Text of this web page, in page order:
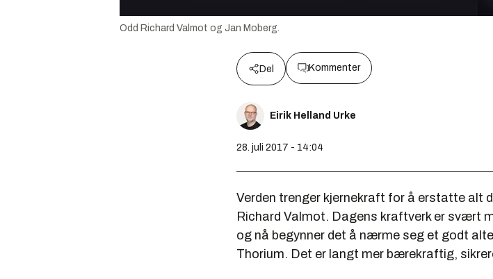
Odd Richard Valmot og Jan Moberg.
Del Kommenter
Eirik Helland Urke
28. juli 2017 - 14:04
Verden trenger kjernekraft for å erstatte alt
Richard Valmot. Dagens kraftverk er svært
og nå begynner det å nærme seg et godt
Thorium. Det er langt mer bærekraftig,